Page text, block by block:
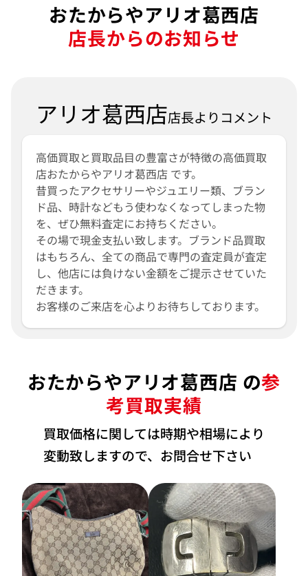
おたからやアリオ葛西店
店長からのお知らせ
アリオ葛西店店長よりコメント
高価買取と買取品目の豊富さが特徴の高価買取
店おたからやアリオ葛西店 です。
昔買ったアクセサリーやジュエリー類、ブラン
ド品、時計などもう使わなくなってしまった物
を、ぜひ無料査定にお持ちください。
その場で現金支払い致します。ブランド品買取
はもちろん、全ての商品で専門の査定員が査定
し、他店には負けない金額をご提示させていた
だきます。
お客様のご来店を心よりお待ちしております。
おたからやアリオ葛西店 の参
考買取実績
買取価格に関しては時期や相場により
変動致しますので、お問合せ下さい